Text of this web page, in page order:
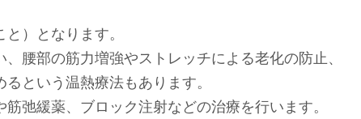
）となります。
腰部の筋力増強やストレッチによる老化の防止、
という温熱療法もあります。
弛緩薬、ブロック注射などの治療を行います。